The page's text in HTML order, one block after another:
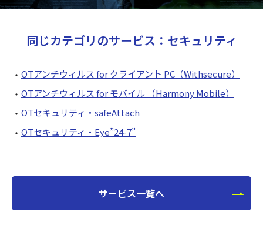
同じカテゴリのサービス：セキュリティ
OTアンチウィルス for クライアント PC（Withsecure）
OTアンチウィルス for モバイル （Harmony Mobile）
OTセキュリティ・safeAttach
OTセキュリティ・Eye”24-7”
サービス一覧へ